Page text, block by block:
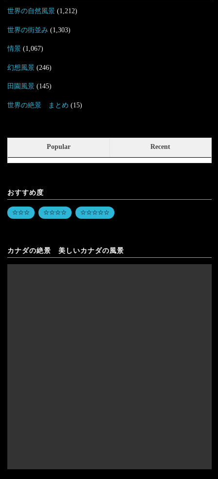
世界の自然風景(1,212)
世界の街並み (1,303)
情景(1,067)
幻想風景(246)
田園風景(145)
世界の絶景 まとめ (15)
Popular Recent
おすすめ度
☆☆☆ ☆☆☆☆ ☆☆☆☆☆
カナダの絶景 美しいカナダの風景